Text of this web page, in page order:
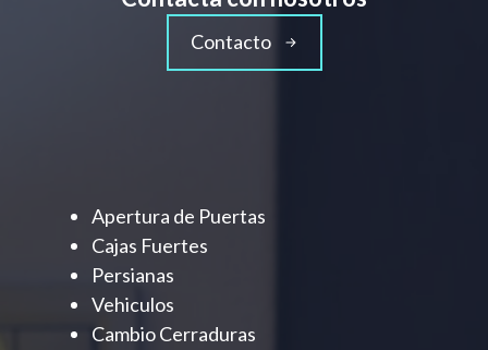
Contacto
Apertura de Puertas
Cajas Fuertes
Persianas
Vehiculos
Cambio Cerraduras